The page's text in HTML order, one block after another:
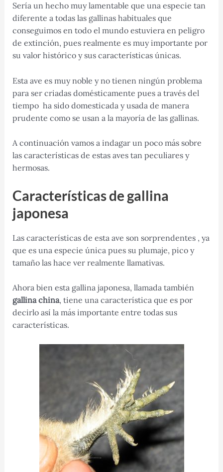
Sería un hecho muy lamentable que una especie tan
diferente a todas las gallinas habituales que
conseguimos en todo el mundo estuviera en peligro
de extinción, pues realmente es muy importante por
su valor histórico y sus características únicas.
Esta ave es muy noble y no tienen ningún problema
para ser criadas domésticamente pues a través del
tiempo ha sido domesticada y usada de manera
prudente como se usan a la mayoría de las gallinas.
A continuación vamos a indagar un poco más sobre
las características de estas aves tan peculiares y
hermosas.
Características de gallina
japonesa
Las características de esta ave son sorprendentes , ya
que es una especie única pues su plumaje, pico y
tamaño las hace ver realmente llamativas.
Ahora bien esta gallina japonesa, llamada también
gallina china, tiene una característica que es por
decirlo así la más importante entre todas sus
características.